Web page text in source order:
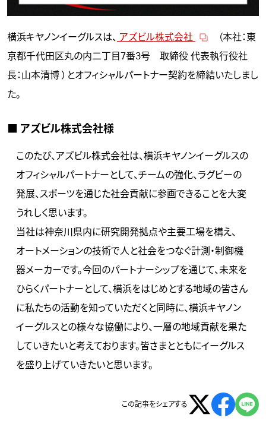
横浜キヤノンイーグルスは、 アズビル株式会社
（本社：東
京都千代田区丸の内二丁目7番3号 取締役 代表執行役社
長：山本清博 ）とオフィシャルパートナー契約を締結いたしまし
た。
■ アズビル株式会社様
このたび、アズビル株式会社は、横浜キヤノンイーグルスの
オフィシャルパートナーとして、チームの強化、ラグビーの
発展、スポーツを通じた社会貢献に参画できることを大変
うれしく思います。
当社は神奈川県内に研究開発拠点や主要工場を構え、
オートメーションの技術で人と社会をつなぐ計測・制御機
器メーカーです。今回のパートナーシップを通じて、未来を
ひらくパートナーとして、横浜をはじめとする地域の皆さん
に私たちの活動を知っていただくと同時に、横浜キヤノン
イーグルスとの様々な協働により、一層の地域貢献を果た
していきたいと考えております。皆さまとともにイーグルス
を盛り上げていきたいと思います。
この記事をシェアする